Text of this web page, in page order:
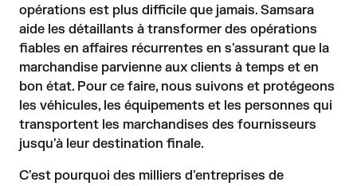
opérations est plus difficile que jamais. Samsara
aide les détaillants à transformer des opérations
fiables en affaires récurrentes en s'assurant que la
marchandise parvienne aux clients à temps et en
bon état. Pour ce faire, nous suivons et protégeons
les véhicules, les équipements et les personnes qui
transportent les marchandises des fournisseurs
jusqu'à leur destination finale.
C'est pourquoi des milliers d'entreprises de